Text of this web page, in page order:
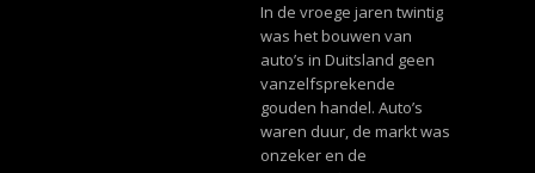
In de vroege jaren twintig
was het bouwen van
auto’s in Duitsland geen
vanzelfsprekende
gouden handel. Auto’s
waren duur, de markt was
onzeker en de